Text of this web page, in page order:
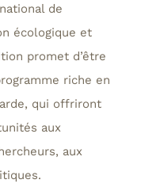
de
écologique et
promet d’être
riche en
qui offriront
aux
aux